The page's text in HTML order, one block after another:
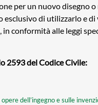
per un nuovo disegno
di utilizzarlo e di
conformità alle leggi
2593 del Codice Civile:
dell’ingegno e sulle